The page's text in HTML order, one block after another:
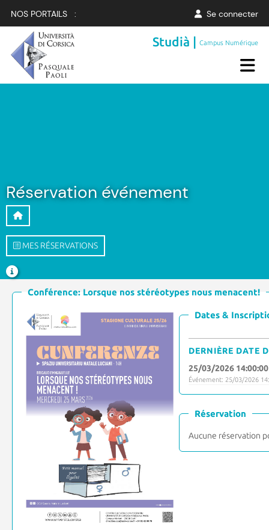
NOS PORTAILS : Se connecter
Studià |Campus Numérique
Réservation événement
MES RÉSERVATIONS
Conférence: Lorsque nos stéréotypes nous menacent!
Dates &
DERNIÈRE DATE
25/03/2026 14:00:00
Événement: 25/03/2026
Réservation
Aucune réservation